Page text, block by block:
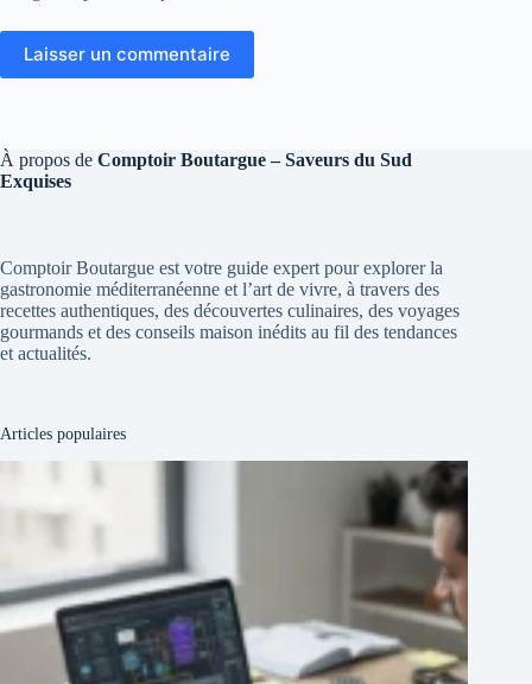
Laisser un commentaire
À propos de Comptoir Boutargue – Saveurs du Sud
Exquises
Comptoir Boutargue est votre guide expert pour explorer la
gastronomie méditerranéenne et l’art de vivre, à travers des
recettes authentiques, des découvertes culinaires, des voyages
gourmands et des conseils maison inédits au fil des tendances
et actualités.
Articles populaires